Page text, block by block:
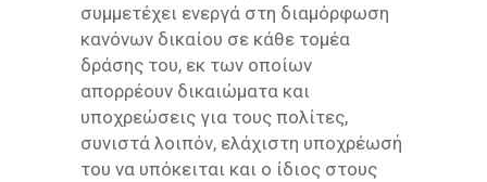
συμμετέχει ενεργά στη διαμόρφωση
κανόνων δικαίου σε κάθε τομέα
δράσης του, εκ των οποίων
απορρέουν δικαιώματα και
υποχρεώσεις για τους πολίτες,
συνιστά λοιπόν, ελάχιστη υποχρέωσή
του να υπόκειται και ο ίδιος στους